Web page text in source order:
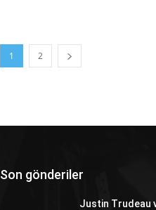
1 2
Son gönderiler
Justin Trudeau